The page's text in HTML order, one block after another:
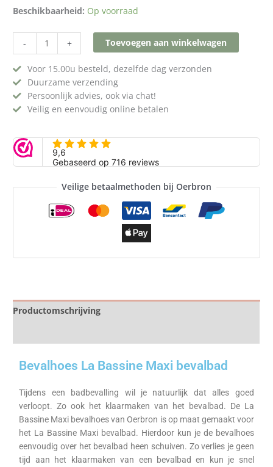
Beschikbaarheid: Op voorraad
- + Toevoegen aan winkelwagen
Voor 15.00u besteld, dezelfde dag verzonden
Duurzame verzending
Persoonlijk advies, ook via chat!
Veilig en eenvoudig online betalen
Veilige betaalmethoden bij Oerbron
Productomschrijving
Bevalhoes La Bassine Maxi bevalbad
Tijdens een badbevalling wil je natuurlijk dat alles goed
verloopt. Zo ook het klaarmaken van het bevalbad. De La
Bassine Maxi bevalhoes van Oerbron is op maat gemaakt voor
het La Bassine Maxi bevalbad. Hierdoor kun je de bevalhoes
eenvoudig over het bevalbad heen schuiven. Zo verlies je geen
tijd aan het klaarmaken van een bevalbad en kun je snel